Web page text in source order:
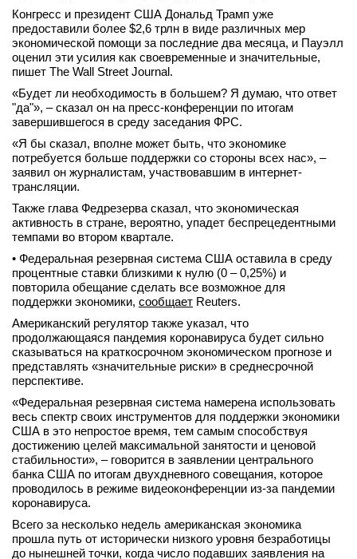
Конгресс и президент США Дональд Трамп уже
предоставили более $2,6 трлн в виде различных мер
экономической помощи за последние два месяца, и Пауэлл
оценил эти усилия как своевременные и значительные,
пишет The Wall Street Journal.
«Будет ли необходимость в большем? Я думаю, что ответ
"да"», – сказал он на пресс-конференции по итогам
завершившегося в среду заседания ФРС.
«Я бы сказал, вполне может быть, что экономике
потребуется больше поддержки со стороны всех нас», –
заявил он журналистам, участвовавшим в интернет-
трансляции.
Также глава Федрезерва сказал, что экономическая
активность в стране, вероятно, упадет беспрецедентными
темпами во втором квартале.
• Федеральная резервная система США оставила в среду
процентные ставки близкими к нулю (0 – 0,25%) и
повторила обещание сделать все возможное для
поддержки экономики, сообщает Reuters.
Американский регулятор также указал, что
продолжающаяся пандемия коронавируса будет сильно
сказываться на краткосрочном экономическом прогнозе и
представлять «значительные риски» в среднесрочной
перспективе.
«Федеральная резервная система намерена использовать
весь спектр своих инструментов для поддержки экономики
США в это непростое время, тем самым способствуя
достижению целей максимальной занятости и ценовой
стабильности», – говорится в заявлении центрального
банка США по итогам двухдневного совещания, которое
проводилось в режиме видеоконференции из-за пандемии
коронавируса.
Всего за несколько недель американская экономика
прошла путь от исторически низкого уровня безработицы
до нынешней точки, когда число подавших заявления на